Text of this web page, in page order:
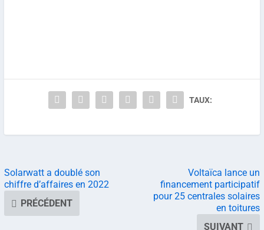
TAUX:
Solarwatt a doublé son
chiffre d’affaires en 2022
PRÉCÉDENT
Voltaïca lance un
financement participatif
pour 25 centrales solaires
en toitures
SUIVANT